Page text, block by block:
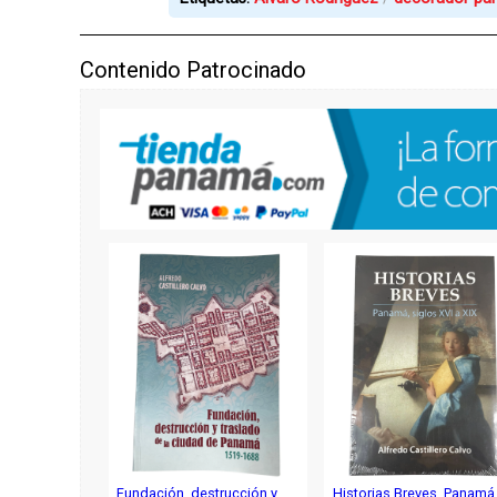
Contenido Patrocinado
Fundación, destrucción y Historias Breves. Panamá,